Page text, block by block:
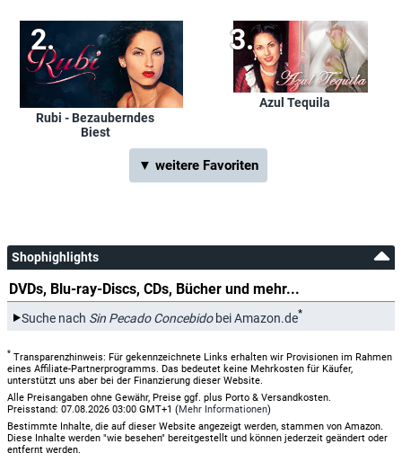
Rubi - Bezauberndes
Biest
Azul Tequila
▼ weitere Favoriten
Shophighlights
DVDs, Blu-ray-Discs, CDs, Bücher und mehr...
Suche nach Sin Pecado Concebidobei Amazon.de*
* Transparenzhinweis: Für gekennzeichnete Links erhalten wir Provisionen im Rahmen
eines Affiliate-Partnerprogramms. Das bedeutet keine Mehrkosten für Käufer,
unterstützt uns aber bei der Finanzierung dieser Website.
Alle Preisangaben ohne Gewähr, Preise ggf. plus Porto & Versandkosten.
Preisstand: 07.08.2026 03:00 GMT+1 (Mehr Informationen)
Bestimmte Inhalte, die auf dieser Website angezeigt werden, stammen von Amazon.
Diese Inhalte werden "wie besehen" bereitgestellt und können jederzeit geändert oder
entfernt werden.